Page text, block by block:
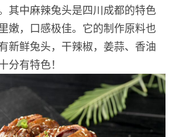
其中麻辣兔头是四川成都的特色
嫩，口感极佳。它的制作原料也
新鲜兔头，干辣椒，姜蒜、香油
分有特色！